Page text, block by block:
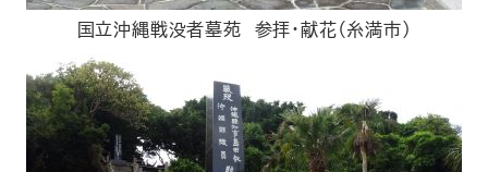
国立沖縄戦没者墓苑 参拝・献花（糸満市）